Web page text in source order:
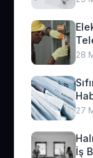
28
27
İş